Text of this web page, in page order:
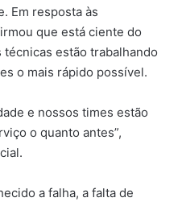
Em resposta às
que está ciente do
estão trabalhando
o mais rápido possível.
e nossos times estão
o quanto antes”,
a falha, a falta de